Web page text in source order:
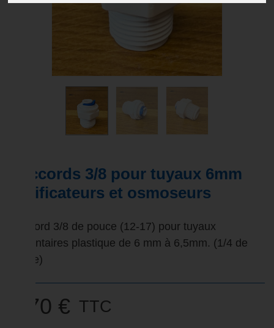
Raccords 3/8 pour tuyaux 6mm
purificateurs et osmoseurs
Raccord 3/8 de pouce (12-17) pour tuyaux
alimentaires plastique de 6 mm à 6,5mm. (1/4 de
pouce)
2,70 € TTC